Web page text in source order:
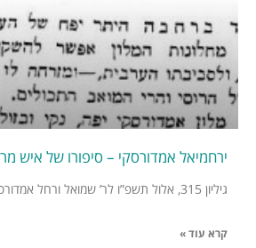
ירחמיאל אמדורסקי – סיפורו של איש
גיליון 315, אלול תשפ”ו לר’ שמואל ורחל אמדורסקי לא היו
קרא עוד »